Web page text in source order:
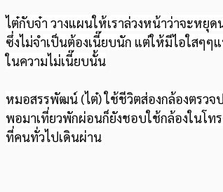
ไต๋กับจ๋า วางแผนให้เราล่วงหน้าว่าจะหยุ
ซึ่งไม่จำเป็นต้องเนี๊ยบนัก แต่ให้มีไอใสๆๆ
ในความไม่เนี๊ยบนั้น
หมอสรรพัฒน์ (ไต๋) ใช้ชีวิตส่องกล้องตรว
พอมาเที่ยวพักผ่อนก็ยังชอบใช้กล้องในโท
ที่คนทั่วไปเดินผ่าน